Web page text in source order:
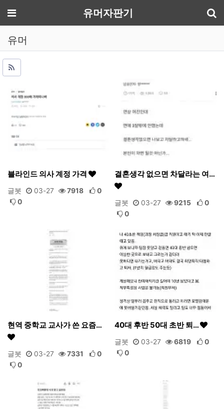
메뉴 유머자판기
유머
블라인드 의사 계정 가격
글봇 03-27 7918
0
0
결혼생각 없으면 차달라는 여…
글봇 03-27 9215
0
0
현역 중학교 교사가 쓴 요즘…
글봇 03-27 7331
0
0
40대 후반 50대 초반 퇴…
글봇 03-27 6819
0
0